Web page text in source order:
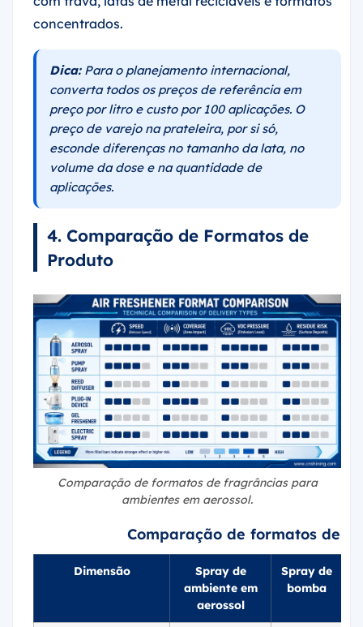
concentrados.
Dica:Para o planejamento internacional,
converta todos os preços de referência em
preço por litro e custo por 100 aplicações. O
preço de varejo na prateleira, por si só,
esconde diferenças no tamanho da lata, no
volume da dose e na quantidade de
aplicações.
4. Comparação de Formatos de
Produto
Comparação de formatos de fragrâncias para
ambientes em aerossol.
Comparação de formatos de
Dimensão
Spray de
ambiente em
aerossol
Spray de
bomba